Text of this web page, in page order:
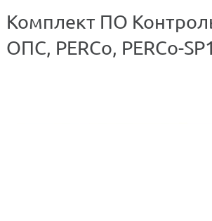
Комплект ПО
ОПС, PERCo, PERCo-